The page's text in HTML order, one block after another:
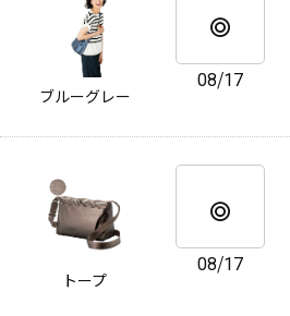
ブルーグレー
08/17
トープ
08/17